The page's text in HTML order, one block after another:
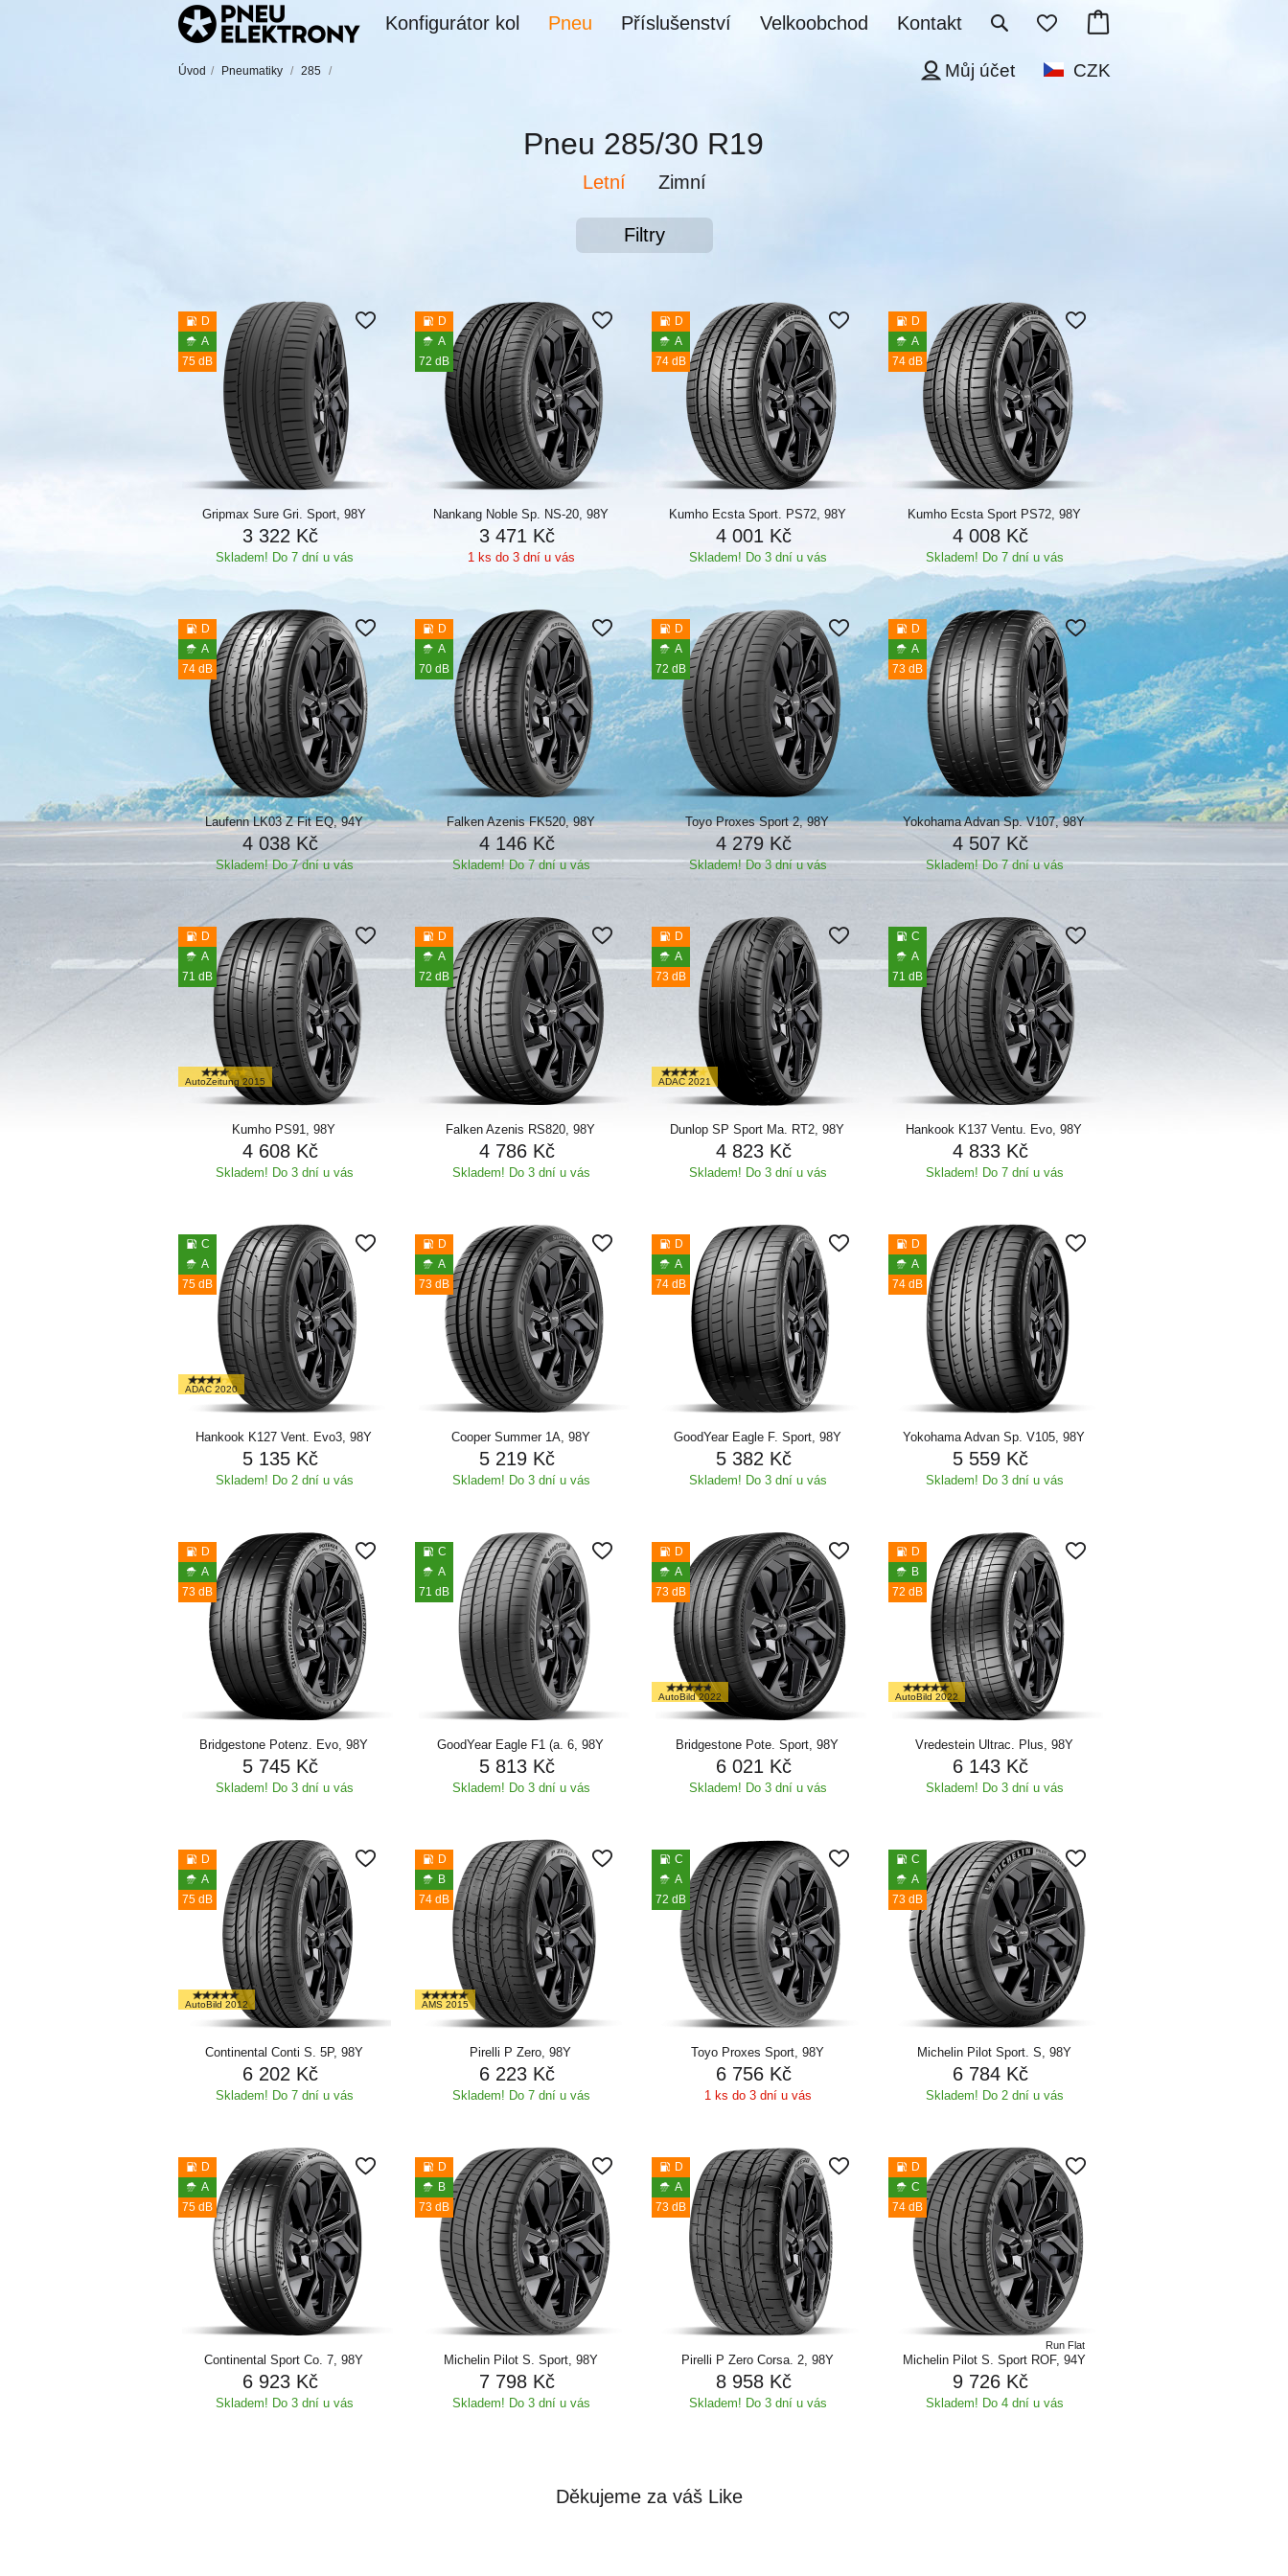
Kontakt
Velkoobchod
Příslušenství
Pneu
Konfigurátor kol
Úvod / Pneumatiky / 285 / CZK
Můj účet
Pneu 285/30 R19
Letní Zimní
Filtry
D
A
75 dB
Gripmax Sure Gri. Sport, 98Y
3 322 Kč
Skladem! Do 7 dní u vás
D
A
72 dB
Nankang Noble Sp. NS-20, 98Y
3 471 Kč
1 ks do 3 dní u vás
D
A
74 dB
Kumho Ecsta Sport. PS72, 98Y
4 001 Kč
Skladem! Do 3 dní u vás
D
A
74 dB
Kumho Ecsta Sport PS72, 98Y
4 008 Kč
Skladem! Do 7 dní u vás
D
A
74 dB
Laufenn LK03 Z Fit EQ, 94Y
4 038 Kč
Skladem! Do 7 dní u vás
D
A
70 dB
Falken Azenis FK520, 98Y
4 146 Kč
Skladem! Do 7 dní u vás
D
A
72 dB
Toyo Proxes Sport 2, 98Y
4 279 Kč
Skladem! Do 3 dní u vás
D
A
73 dB
Yokohama Advan Sp. V107, 98Y
4 507 Kč
Skladem! Do 7 dní u vás
D
A
71 dB
AutoZeitung 2015
Kumho PS91, 98Y
4 608 Kč
Skladem! Do 3 dní u vás
D
A
72 dB
Falken Azenis RS820, 98Y
4 786 Kč
Skladem! Do 3 dní u vás
D
A
73 dB
ADAC 2021
Dunlop SP Sport Ma. RT2, 98Y
4 823 Kč
Skladem! Do 3 dní u vás
C
A
71 dB
Hankook K137 Ventu. Evo, 98Y
4 833 Kč
Skladem! Do 7 dní u vás
C
A
75 dB
ADAC 2020
Hankook K127 Vent. Evo3, 98Y
5 135 Kč
Skladem! Do 2 dní u vás
D
A
73 dB
Cooper Summer 1A, 98Y
5 219 Kč
Skladem! Do 3 dní u vás
D
A
74 dB
GoodYear Eagle F. Sport, 98Y
5 382 Kč
Skladem! Do 3 dní u vás
D
A
74 dB
Yokohama Advan Sp. V105, 98Y
5 559 Kč
Skladem! Do 3 dní u vás
D
A
73 dB
Bridgestone Potenz. Evo, 98Y
5 745 Kč
Skladem! Do 3 dní u vás
C
A
71 dB
GoodYear Eagle F1 (a. 6, 98Y
5 813 Kč
Skladem! Do 3 dní u vás
D
A
73 dB
AutoBild 2022
Bridgestone Pote. Sport, 98Y
6 021 Kč
Skladem! Do 3 dní u vás
D
B
72 dB
AutoBild 2022
Vredestein Ultrac. Plus, 98Y
6 143 Kč
Skladem! Do 3 dní u vás
D
A
75 dB
AutoBild 2012
Continental Conti S. 5P, 98Y
6 202 Kč
Skladem! Do 7 dní u vás
D
B
74 dB
AMS 2015
Pirelli P Zero, 98Y
6 223 Kč
Skladem! Do 7 dní u vás
C
A
72 dB
Toyo Proxes Sport, 98Y
6 756 Kč
1 ks do 3 dní u vás
C
A
73 dB
Michelin Pilot Sport. S, 98Y
6 784 Kč
Skladem! Do 2 dní u vás
D
A
75 dB
Continental Sport Co. 7, 98Y
6 923 Kč
Skladem! Do 3 dní u vás
D
B
73 dB
Michelin Pilot S. Sport, 98Y
7 798 Kč
Skladem! Do 3 dní u vás
D
A
73 dB
Pirelli P Zero Corsa. 2, 98Y
8 958 Kč
Skladem! Do 3 dní u vás
D
C
74 dB
Michelin Pilot S. Sport ROF, 94Y
Run Flat
9 726 Kč
Skladem! Do 4 dní u vás
Děkujeme za váš Like